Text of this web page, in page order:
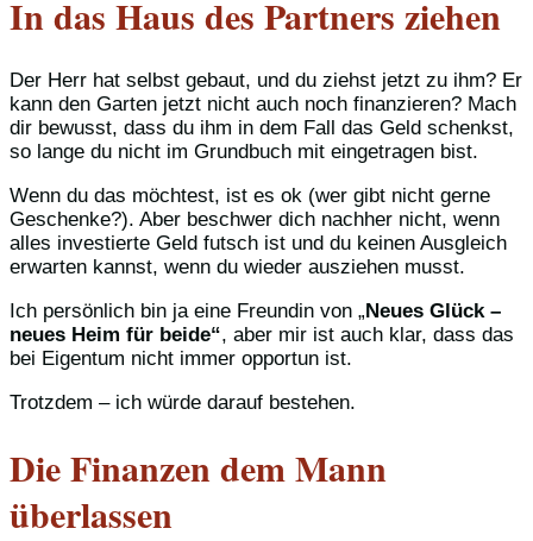
In das Haus des Partners ziehen
Der Herr hat selbst gebaut, und du ziehst jetzt zu ihm? Er
kann den Garten jetzt nicht auch noch finanzieren? Mach
dir bewusst, dass du ihm in dem Fall das Geld schenkst,
so lange du nicht im Grundbuch mit eingetragen bist.
Wenn du das möchtest, ist es ok (wer gibt nicht gerne
Geschenke?). Aber beschwer dich nachher nicht, wenn
alles investierte Geld futsch ist und du keinen Ausgleich
erwarten kannst, wenn du wieder ausziehen musst.
Ich persönlich bin ja eine Freundin von „Neues Glück –
neues Heim für beide“, aber mir ist auch klar, dass das
bei Eigentum nicht immer opportun ist.
Trotzdem – ich würde darauf bestehen.
Die Finanzen dem Mann
überlassen